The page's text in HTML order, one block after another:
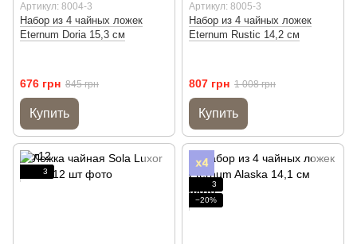
Артикул: 8004-3
Набор из 4 чайных ложек
Eternum Doria 15,3 см
676 грн 845 грн
Купить
Артикул: 8005-3
Набор из 4 чайных ложек
Eternum Rustic 14,2 см
807 грн 1 008 грн
Купить
3
3
−20%